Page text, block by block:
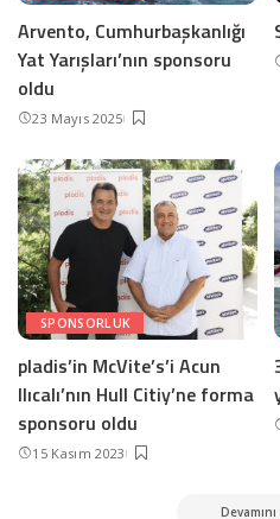
Arvento, Cumhurbaşkanlığı
Yat Yarışları’nın sponsoru
oldu
23 Mayıs 2025
SPONSORLUK
pladis’in McVite’s’i Acun
Ilıcalı’nın Hull Citiy’ne forma
sponsoru oldu
15 Kasım 2023